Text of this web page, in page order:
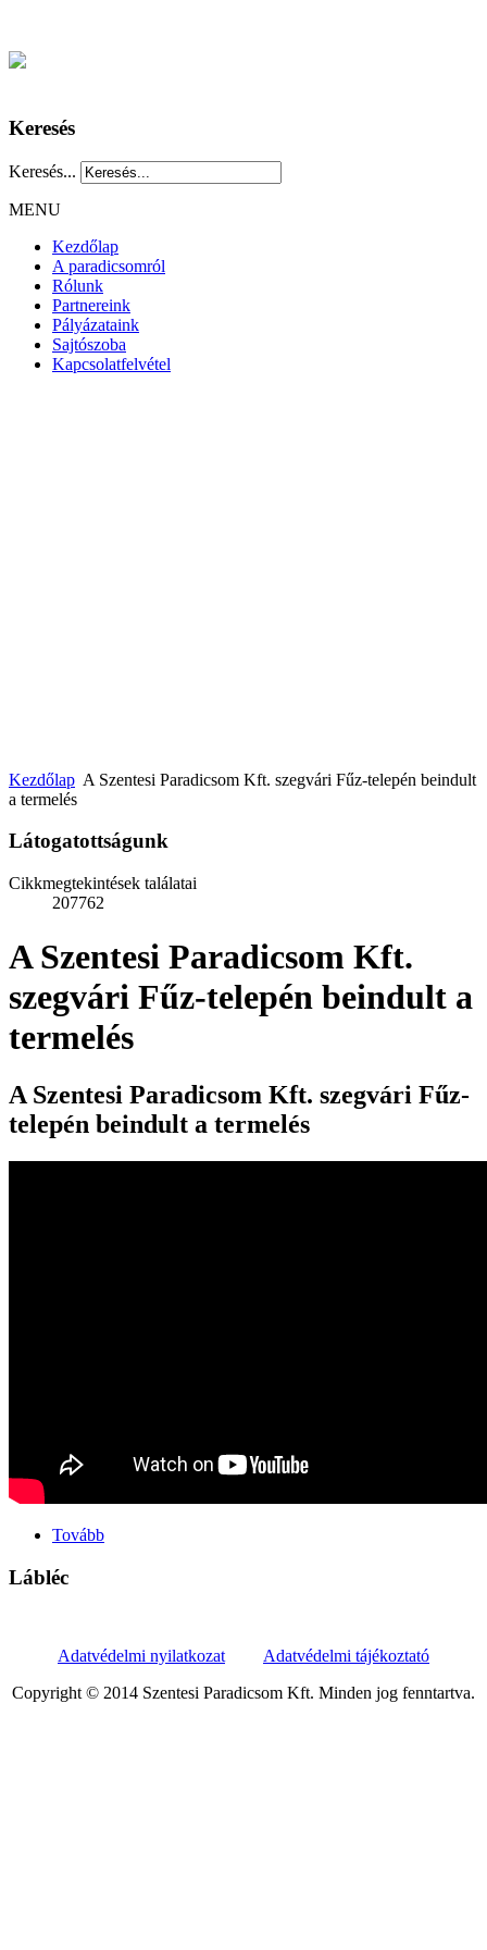
Keresés
Keresés...
MENU
Kezdőlap
A paradicsomról
Rólunk
Partnereink
Pályázataink
Sajtószoba
Kapcsolatfelvétel
Kezdőlap A Szentesi Paradicsom Kft. szegvári Fűz-telepén beindult
a termelés
Látogatottságunk
Cikkmegtekintések találatai
207762
A Szentesi Paradicsom Kft.
szegvári Fűz-telepén beindult a
termelés
A Szentesi Paradicsom Kft. szegvári Fűz-
telepén beindult a termelés
Tovább
Lábléc
Adatvédelmi nyilatkozat
Adatvédelmi tájékoztató
Copyright © 2014 Szentesi Paradicsom Kft. Minden jog fenntartva.